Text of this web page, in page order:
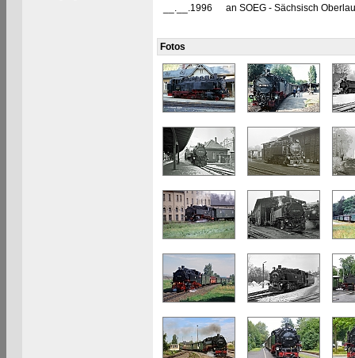
__.__.1996
an SOEG - Sächsisch
Fotos